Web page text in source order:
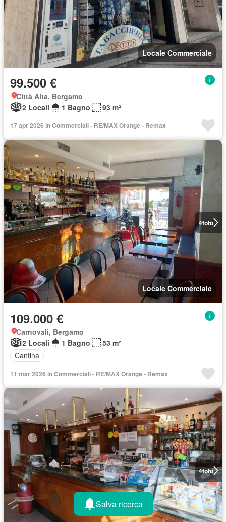
Locale Commerciale
99.500 €
Città Alta, Bergamo
2 Locali
1 Bagno 93 m²
17 apr 2026 in Commerciali - RE/MAX Orange - Remax
4foto
Locale Commerciale
109.000 €
Carnovali, Bergamo
2 Locali
1 Bagno
53 m²
Cantina
11 mar 2026 in Commerciali - RE/MAX Orange - Remax
4foto
Salva ricerca